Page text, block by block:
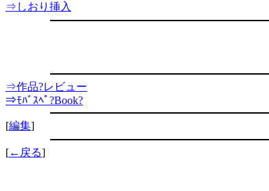
⇒しおり挿入
⇒作品?レビュー
⇒ﾓﾊﾞｽﾍﾟ?Book?
[編集]
[←戻る]